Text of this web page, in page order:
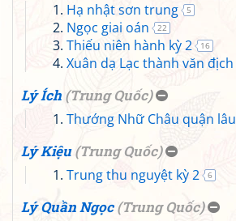
Hạ nhật sơn trung 5
Ngọc giai oán 22
Thiếu niên hành kỳ 2 16
Xuân dạ Lạc thành văn địch
Lý Ích (Trung Quốc)
Thướng Nhữ Châu quận lâu
Lý Kiệu (Trung Quốc)
Trung thu nguyệt kỳ 2 6
Lý Quần Ngọc (Trung Quốc)